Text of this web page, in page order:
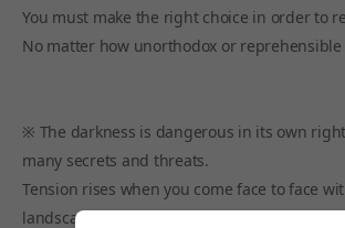
You must make the right choice in order to
No matter how unorthodox or reprehensible
※ The darkness is dangerous in its own
many secrets and threats.
Tension rises when you come face to face
landscapes and abominations.